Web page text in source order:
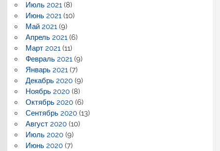
Июль 2021(8)
Июнь 2021(10)
Май 2021(9)
Апрель 2021(6)
Март 2021(11)
Февраль 2021(9)
Январь 2021(7)
Декабрь 2020(9)
Ноябрь 2020(8)
Октябрь 2020(6)
Сентябрь 2020(13)
Август 2020(10)
Июль 2020(9)
Июнь 2020(7)